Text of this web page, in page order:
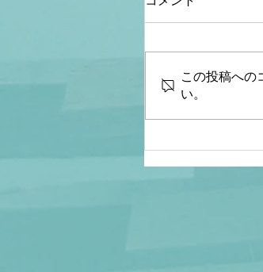
【文】【リア
川
この投稿への
い。